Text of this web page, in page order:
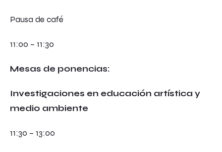
Pausa de café
11:00 – 11:30
Mesas de ponencias:
Investigaciones en educación artística y
medio ambiente
11:30 – 13:00